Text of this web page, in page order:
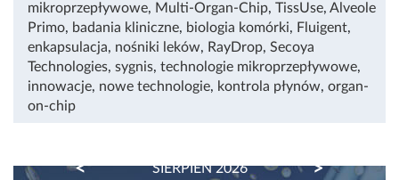
mikroprzepływowe, Multi-Organ-Chip, TissUse, Alveole
Primo, badania kliniczne, biologia komórki, Fluigent,
enkapsulacja, nośniki leków, RayDrop, Secoya
Technologies, sygnis, technologie mikroprzepływowe,
innowacje, nowe technologie, kontrola płynów, organ-
on-chip
SIERPIEŃ 2026
PREVIOUS NEXT